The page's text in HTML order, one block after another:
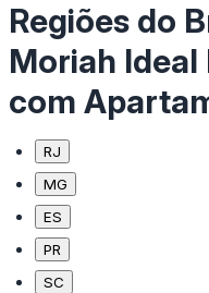
Regiões do
Moriah Ideal
com
RJ
MG
ES
PR
SC